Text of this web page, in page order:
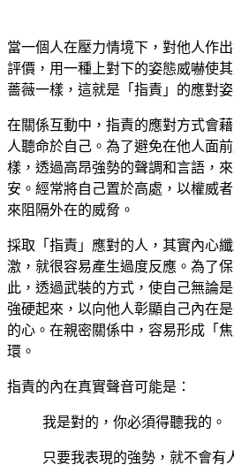
當一個人在壓力情境下，對他人作
評價，用一種上對下的姿態威嚇使
薔薇一樣，這就是「指責」的應對姿
在關係互動中，指責的應對方式會
人聽命於自己。為了避免在他人面
樣，透過高昂強勢的聲調和言語，
安。經常將自己置於高處，以權威
來阻隔外在的威脅。
採取「指責」應對的人，其實內心
激，就很容易產生過度反應。為了
此，透過武裝的方式，使自己無論
強硬起來，以向他人彰顯自己內在
的心。在親密關係中，容易形成「
環。
指責的內在真實聲音可能是：
我是對的，你必須得聽我的。
只要我表現的強勢，就不會有